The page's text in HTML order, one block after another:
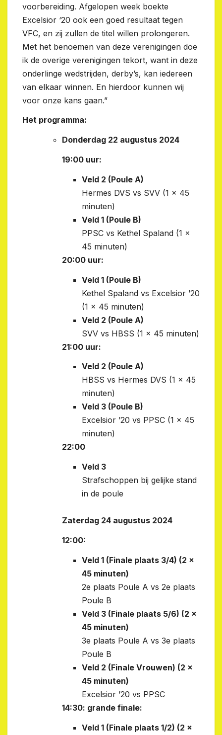
voorbereiding. Afgelopen week boekte
Excelsior ‘20 ook een goed resultaat tegen
VFC, en zij zullen de titel willen prolongeren.
Met het benoemen van deze verenigingen doe
ik de overige verenigingen tekort, want in deze
onderlinge wedstrijden, derby’s, kan iedereen
van elkaar winnen. En hierdoor kunnen wij
voor onze kans gaan.”
Het programma:
Donderdag 22 augustus 2024
19:00 uur:
Veld 2 (Poule A)
Hermes DVS vs SVV (1 x 45
minuten)
Veld 1 (Poule B)
PPSC vs Kethel Spaland (1 x
45 minuten)
20:00 uur:
Veld 1 (Poule B)
Kethel Spaland vs Excelsior ’20
(1 x 45 minuten)
Veld 2 (Poule A)
SVV vs HBSS (1 x 45 minuten)
21:00 uur:
Veld 2 (Poule A)
HBSS vs Hermes DVS (1 x 45
minuten)
Veld 3 (Poule B)
Excelsior ’20 vs PPSC (1 x 45
minuten)
22:00
Veld 3
Strafschoppen bij gelijke stand
in de poule
Zaterdag 24 augustus 2024
12:00:
Veld 1 (Finale plaats 3/4) (2 x
45 minuten)
2e plaats Poule A vs 2e plaats
Poule B
Veld 3 (Finale plaats 5/6) (2 x
45 minuten)
3e plaats Poule A vs 3e plaats
Poule B
Veld 2 (Finale Vrouwen) (2 x
45 minuten)
Excelsior ’20 vs PPSC
14:30: grande finale:
Veld 1 (Finale plaats 1/2) (2 x